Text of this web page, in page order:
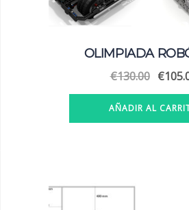
OLIMPIADA
€130.00 El
era:
€
AÑADIR AL